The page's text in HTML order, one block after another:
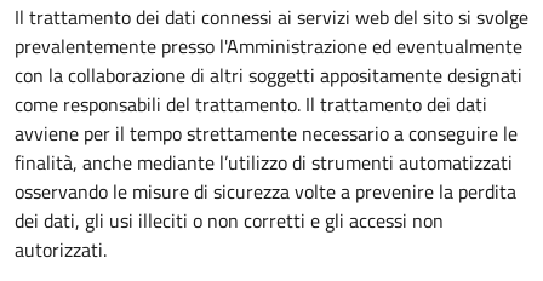
Il trattamento dei dati connessi ai servizi web del sito si svolge
prevalentemente presso l'Amministrazione ed eventualmente
con la collaborazione di altri soggetti appositamente designati
come responsabili del trattamento. Il trattamento dei dati
avviene per il tempo strettamente necessario a conseguire le
finalità, anche mediante l’utilizzo di strumenti automatizzati
osservando le misure di sicurezza volte a prevenire la perdita
dei dati, gli usi illeciti o non corretti e gli accessi non
autorizzati.